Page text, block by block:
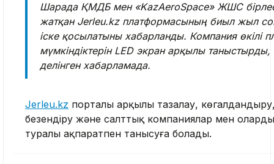
Шарада ҚМДБ мен «KazAeroSpace» ЖШС
жатқан Jerleu.kz платформасының биыл жыл
іске қосылатыны хабарланды. Компания өкілі
мүмкіндіктерін LED экран арқылы
делінген хабарламада.
Jerleu.kz порталы арқылы тазалау,
безендіру және салттық компаниялар мен
туралы ақпаратпен танысуға болады.